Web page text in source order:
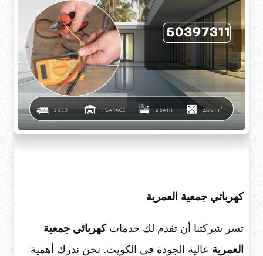
كهربائي جمعية العمرية
تسر شركتنا أن تقدم لك خدماتكهربائي جمعية
العمرية عالية الجودة في الكويت. نحن ندرك أهمية